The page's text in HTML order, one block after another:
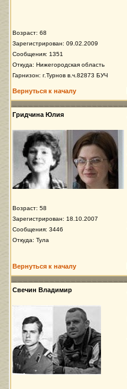
Возраст: 68
Зарегистрирован: 09.02.2009
Сообщения: 1351
Откуда: Нижегородская область
Гарнизон: г.Турнов в.ч.82873 БУЧ
Вернуться к началу
Гридчина Юлия
Возраст: 58
Зарегистрирован: 18.10.2007
Сообщения: 3446
Откуда: Тула
Вернуться к началу
Свечин Владимир